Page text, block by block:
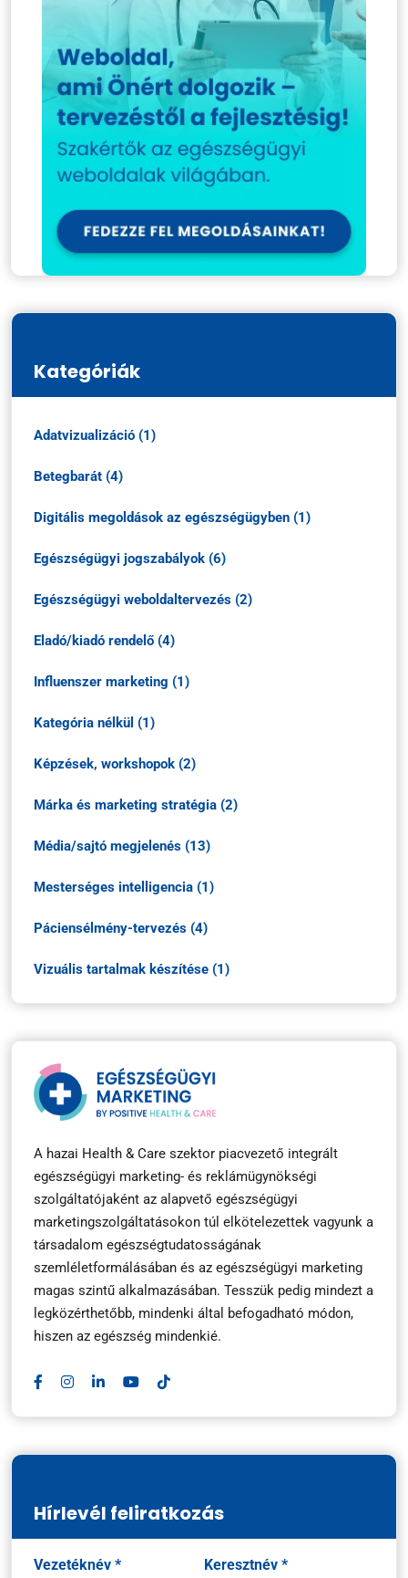
Kategóriák
Adatvizualizáció (1)
Betegbarát (4)
Digitális megoldások az egészségügyben (1)
Egészségügyi jogszabályok (6)
Egészségügyi weboldaltervezés (2)
Eladó/kiadó rendelő (4)
Influenszer marketing (1)
Kategória nélkül (1)
Képzések, workshopok (2)
Márka és marketing stratégia (2)
Média/sajtó megjelenés (13)
Mesterséges intelligencia (1)
Páciensélmény-tervezés (4)
Vizuális tartalmak készítése (1)
A hazai Health & Care szektor piacvezető integrált
egészségügyi marketing- és reklámügynökségi
szolgáltatójaként az alapvető egészségügyi
marketingszolgáltatásokon túl elkötelezettek vagyunk a
társadalom egészségtudatosságának
szemléletformálásában és az egészségügyi marketing
magas szintű alkalmazásában. Tesszük pedig mindezt a
legközérthetőbb, mindenki által befogadható módon,
hiszen az egészség mindenkié.
Hírlevél feliratkozás
Név
Vezetéknév * Keresztnév *